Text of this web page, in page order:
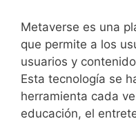
casinos online que
destacando
de retirada y
tomar decisiones
innecesarios en tus
Metaverse es una
que permite a los
usuarios y
Esta tecnología se
herramienta cada
educación, el